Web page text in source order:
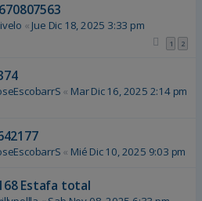
« Jue Dic 18, 2025 3:33 pm
1 2
« Mar Dic 16, 2025 2:14 pm
« Mié Dic 10, 2025 9:03 pm
Estafa total